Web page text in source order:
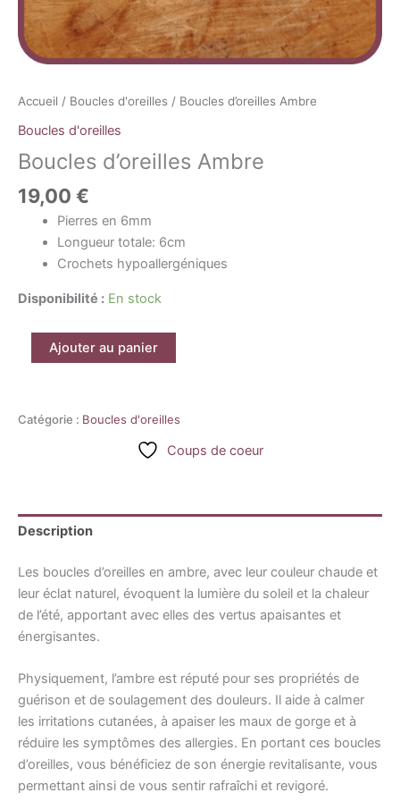
Accueil / Boucles d'oreilles / Boucles d’oreilles Ambre
Boucles d'oreilles
Boucles d’oreilles Ambre
19,00 €
Pierres en 6mm
Longueur totale: 6cm
Crochets hypoallergéniques
Disponibilité : En stock
Ajouter au panier
Catégorie : Boucles d'oreilles
Coups de coeur
Description
Les boucles d’oreilles en ambre, avec leur couleur chaude et
leur éclat naturel, évoquent la lumière du soleil et la chaleur
de l’été, apportant avec elles des vertus apaisantes et
énergisantes.
Physiquement, l’ambre est réputé pour ses propriétés de
guérison et de soulagement des douleurs. Il aide à calmer
les irritations cutanées, à apaiser les maux de gorge et à
réduire les symptômes des allergies. En portant ces boucles
d’oreilles, vous bénéficiez de son énergie revitalisante, vous
permettant ainsi de vous sentir rafraîchi et revigoré.